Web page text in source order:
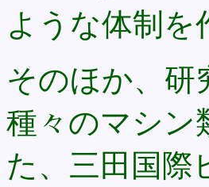
ような体制を
そのほか、研
種々のマシン
た、三田国際